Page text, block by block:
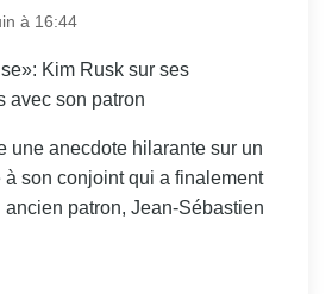
à 16:44
Kim Rusk sur ses
avec son patron
une anecdote hilarante sur un
à son conjoint qui a finalement
patron, Jean-Sébastien